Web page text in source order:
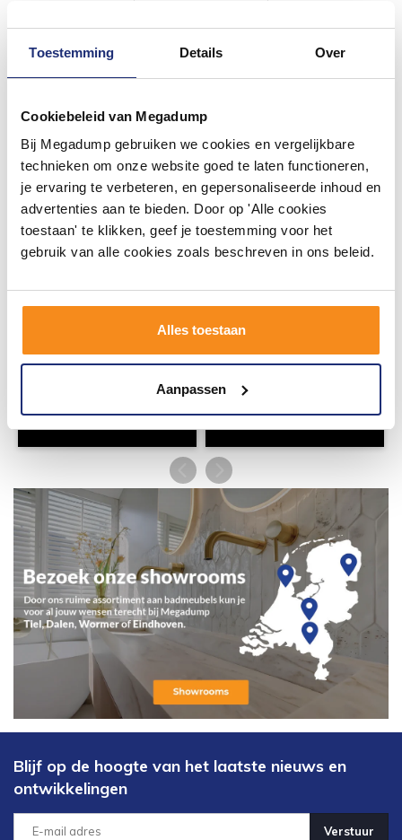
Toestemming Details Over
Cookiebeleid van Megadump
Bij Megadump gebruiken we cookies en vergelijkbare
technieken om onze website goed te laten functioneren,
je ervaring te verbeteren, en gepersonaliseerde inhoud en
advertenties aan te bieden. Door op 'Alle cookies
toestaan' te klikken, geef je toestemming voor het
gebruik van alle cookies zoals beschreven in ons beleid.
Alles toestaan
Aanpassen
#mijndroombadkamer
Wij geloven in de kracht van delen. Deel jouw
badkamer op Instagram met #mijndroombadkamer
en tag @megadumpnl. Samen bouwen we een
inspirerende omgeving vol met unieke
badkamerstijlen. Doe je mee?
Blijf op de hoogte van het laatste nieuws en
ontwikkelingen
Verstuur